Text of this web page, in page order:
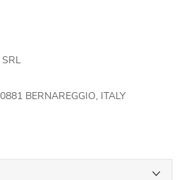
BERNAREGGIO, ITALY